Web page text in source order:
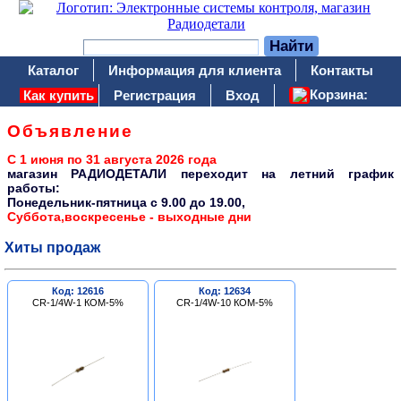
Каталог Информация для клиента
Контакты
Как купить
Регистрация Вход Корзина:
Объявление
С 1 июня по 31 августа 2026 года
магазин РАДИОДЕТАЛИ переходит на летний график
работы:
Понедельник-пятница c 9.00 до 19.00,
Суббота,воскресенье - выходные дни
Хиты продаж
Код: 12616
CR-1/4W-1 КОМ-5%
Код: 12634
CR-1/4W-10 КОМ-5%